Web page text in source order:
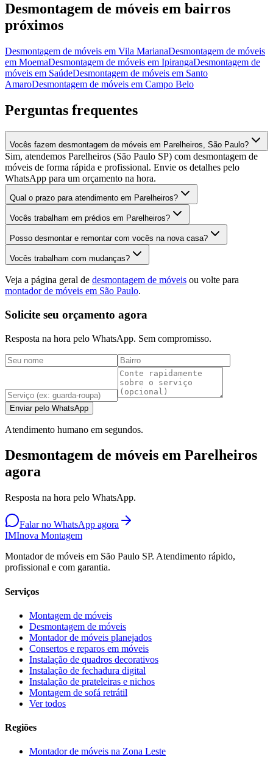
Desmontagem de móveis em bairros
próximos
Desmontagem de móveis em Vila MarianaDesmontagem de móveis
em MoemaDesmontagem de móveis em IpirangaDesmontagem de
móveis em SaúdeDesmontagem de móveis em Santo
AmaroDesmontagem de móveis em Campo Belo
Perguntas frequentes
Vocês fazem desmontagem de móveis em Parelheiros, São Paulo?
Sim, atendemos Parelheiros (São Paulo SP) com desmontagem de
móveis de forma rápida e profissional. Envie os detalhes pelo
WhatsApp para um orçamento na hora.
Qual o prazo para atendimento em Parelheiros?
Vocês trabalham em prédios em Parelheiros?
Posso desmontar e remontar com vocês na nova casa?
Vocês trabalham com mudanças?
Veja a página geral de desmontagem de móveis ou volte para
montador de móveis em São Paulo.
Solicite seu orçamento agora
Resposta na hora pelo WhatsApp. Sem compromisso.
Enviar pelo WhatsApp
Atendimento humano em segundos.
Desmontagem de móveis em Parelheiros
agora
Resposta na hora pelo WhatsApp.
Falar no WhatsApp agora
IMInova Montagem
Montador de móveis em São Paulo SP. Atendimento rápido,
profissional e com garantia.
Serviços
Montagem de móveis
Desmontagem de móveis
Montador de móveis planejados
Consertos e reparos em móveis
Instalação de quadros decorativos
Instalação de fechadura digital
Instalação de prateleiras e nichos
Montagem de sofá retrátil
Ver todos
Regiões
Montador de móveis na Zona Leste